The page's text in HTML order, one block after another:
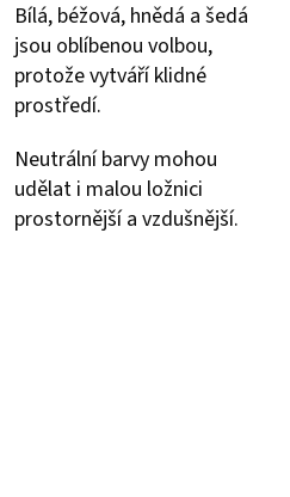
Bílá, béžová, hnědá a šedá
jsou oblíbenou volbou,
protože vytváří klidné
prostředí.
Neutrální barvy mohou
udělat i malou ložnici
prostornější a vzdušnější.